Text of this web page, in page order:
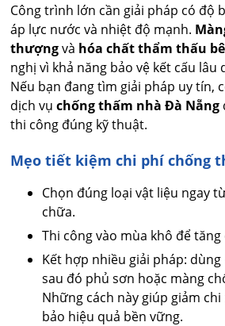
Công trình lớn cần giải pháp có độ
áp lực nước và nhiệt độ mạnh.
thượngvà hóa chất thẩm thấu
nghị vì khả năng bảo vệ kết cấu lâu
Nếu bạn đang tìm giải pháp uy tín,
dịch vụchống thấm nhà Đà Nẵng
thi công đúng kỹ thuật.
Mẹo tiết kiệm chi phí chống
Chọn đúng loại vật liệu ngay
chữa.
Thi công vào mùa khô để
Kết hợp nhiều giải pháp:
sau đó phủ sơn hoặc màng
Những cách này giúp giảm
bảo hiệu quả bền vững.